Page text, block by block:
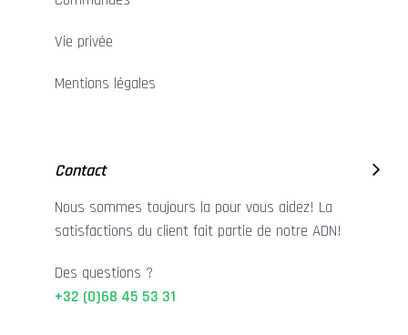
Vie privée
Mentions légales
Contact
Nous sommes toujours la pour vous aidez! La
satisfactions du client fait partie de notre ADN!
Des questions ?
+32 (0)68 45 53 31